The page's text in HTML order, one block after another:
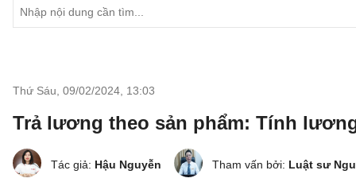
Thứ Sáu, 09/02/2024 13:03
Trả lương theo sản phẩm: Tính
Tác giả: Hậu Nguyễn Tham vấn bởi: Luật sư